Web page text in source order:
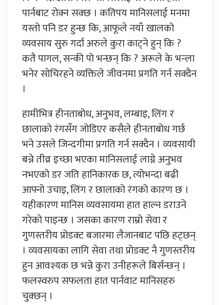
पार्नबाट रोक्न सक्छ । कतिपय मानिसलाई मनमा
यस्तो पनि डर हुन्छ कि, आफूले नयाँ खालको
व्यवसाय सुरु गर्दा अरुले कुरा काट्ने हुन् कि ?
कतै पागल, सन्की पो भन्छन् कि ? अरूले के भन्ला
भनेर सोचिरहने व्यक्तिले जीवनमा प्रगति गर्न सक्दैन
।
हामीभित्र हीनताबोध, अनुभव, लम्बाइ, लिंग र
छालाको रंगसँग जोडिएर कसैले हीनताबोध गर्छ
भने उसले जिन्दगीमा प्रगति गर्न सक्दैन । व्यवसायी
बन्ने तीव्र इच्छा भएका मानिसलाई लाग्ने अनुभव
नभएको डर जति हानिकारक छ, त्योभन्दा बढी
आफ्नो उचाइ, लिंग र छालाको रंगको कारण छ ।
यहीकारण मानिस व्यवसायमा हात हाल्न डराउने
गरेको पाइन्छ । जसका कारण राम्रो सेवा र
गुणस्तरीय प्रोडक्ट बजारमा लैजानबाट पछि हट्छन्
। व्यवसायका लागि सेवा तथा प्रोडक्ट नै गुणस्तरीय
हुन आवश्यक छ भन्ने कुरा उनीहरूले बिर्सन्छन् ।
फलस्वरुप सफलता हात पार्नवाट मानिसहरु
चुक्छन् ।